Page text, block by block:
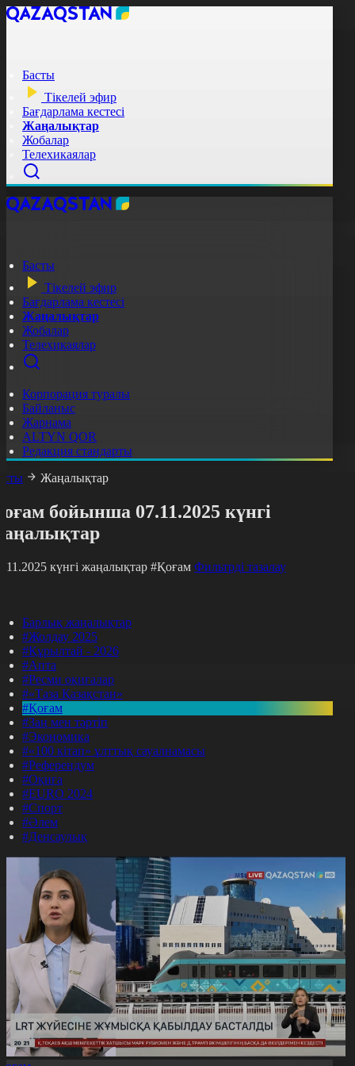
Басты
Тікелей эфир
Бағдарлама кестесі
Жаңалықтар
Жобалар
Телехикаялар
Басты
Тікелей эфир
Бағдарлама кестесі
Жаңалықтар
Жобалар
Телехикаялар
Корпорация туралы
Байланыс
Жарнама
ALTYN QOR
Редакция стандарты
Жаңалықтар
бойынша 07.11.2025 күнгі
күнгі жаңалықтар #Қоғам Фильтрді тазалау
Барлық жаңалықтар
#Жолдау 2025
#Құрылтай - 2026
#Апта
#Ресми оқиғалар
#«Таза Қазақстан»
#Қоғам
#Заң мен тәртіп
#Экономика
#«100 кітап» ұлттық сауалнамасы
#Референдум
#Оқиға
#EURO 2024
#Спорт
#Әлем
#Денсаулық